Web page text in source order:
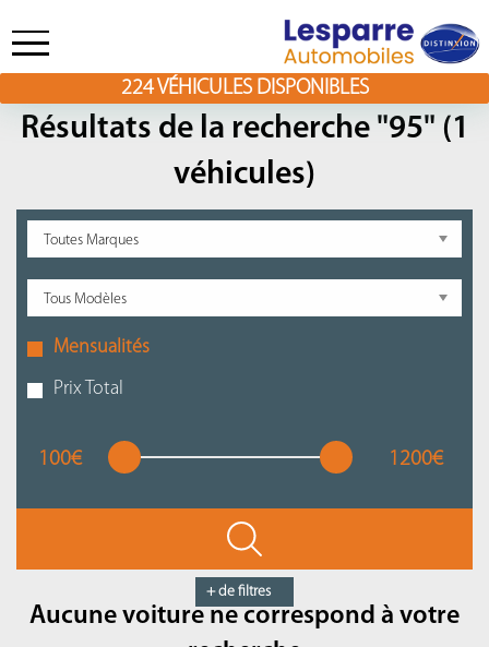
content
224VÉHICULES DISPONIBLES
Résultats de la recherche "95" (1
véhicules)
Mensualités
Prix Total
100€ 1200€
+ de filtres
Aucune voiture ne correspond à votre